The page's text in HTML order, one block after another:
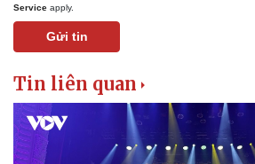
Sức khỏe
Dinh dưỡng - món ngon
Cây thuốc
Sản phụ khoa
Nhà
Blog
Tình
Service apply.
Gửi tin
Tin liên quan